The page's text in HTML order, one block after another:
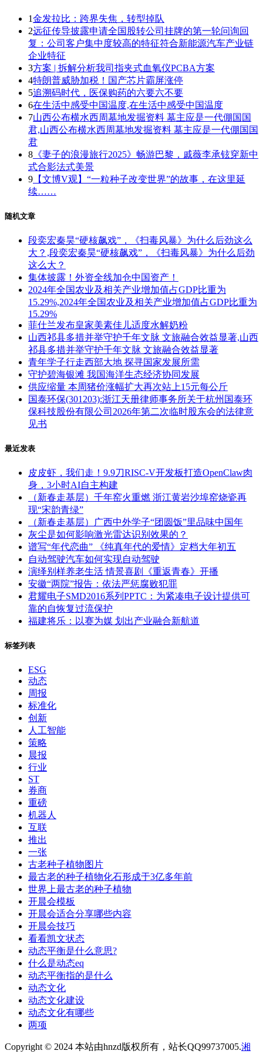
1金发拉比：跨界失焦，转型掉队
2远征传导披露申请全国股转公司挂牌的第一轮问询回
复：公司客户集中度较高的特征符合新能源汽车产业链
企业特征
3方案 | 拆解分析我司指夹式血氧仪PCBA方案
4特朗普威胁加税！国产芯片霸屏涨停
5追溯码时代，医保购药的六要六不要
6在生活中感受中国温度,在生活中感受中国温度
7山西公布横水西周墓地发掘资料 墓主应是一代倗国国
君,山西公布横水西周墓地发掘资料 墓主应是一代倗国国
君
8 《妻子的浪漫旅行2025》畅游巴黎，戚薇李承铉穿新中
式合影法式美景
9 【文博V观】“一粒种子改变世界”的故事，在这里延
续……
随机文章
段奕宏秦昊“硬核飙戏”，《扫毒风暴》为什么后劲这么
大？,段奕宏秦昊“硬核飙戏”，《扫毒风暴》为什么后劲
这么大？
集体披露！外资全线加仓中国资产！
2024年全国农业及相关产业增加值占GDP比重为
15.29%,2024年全国农业及相关产业增加值占GDP比重为
15.29%
菲仕兰发布皇家美素佳儿适度水解奶粉
山西祁县多措并举守护千年文脉 文旅融合效益显著,山西
祁县多措并举守护千年文脉 文旅融合效益显著
青年学子行走西部大地 探寻国家发展所需
守护碧海银滩 我国海洋生态经济协同发展
供应缩量 本周猪价涨幅扩大再次站上15元每公斤
国泰环保(301203):浙江天册律师事务所关于杭州国泰环
保科技股份有限公司2026年第二次临时股东会的法律意
见书
最近发表
皮皮虾，我们走！9.9刀RISC-V开发板打造OpenClaw肉
身，3小时AI自主构建
（新春走基层）千年窑火重燃 浙江黄岩沙埠窑烧瓷再
现“宋韵青绿”
（新春走基层）广西中外学子“团圆饭”里品味中国年
灰尘是如何影响激光雷达识别效果的？
谱写“年代恋曲” 《纯真年代的爱情》定档大年初五
自动驾驶汽车如何实现自动驾驶
演绎别样养老生活 情景喜剧《重返青春》开播
安徽“两院”报告：依法严惩腐败犯罪
君耀电子SMD2016系列PPTC：为紧凑电子设计提供可
靠的自恢复过流保护
福建将乐：以赛为媒 划出产业融合新航道
标签列表
ESG
动态
周报
标准化
创新
人工智能
策略
晨报
行业
ST
券商
重磅
机器人
互联
推出
一张
古老种子植物图片
最古老的种子植物化石形成于3亿多年前
世界上最古老的种子植物
开晨会模板
开晨会适合分享哪些内容
开晨会技巧
看看凯文状态
动态平衡是什么意思?
什么是动态eq
动态平衡指的是什么
动态文化
动态文化建设
动态文化有哪些
两项
Copyright © 2024 本站由hnzd版权所有，站长QQ99737005.湘